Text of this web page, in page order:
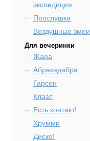
экспедиция
Прослушка
Воздушные змеи
Для вечеринки
Жара
Абракадабра
Гарсон
Клазл
Есть контакт!
Хрумми
Диско!